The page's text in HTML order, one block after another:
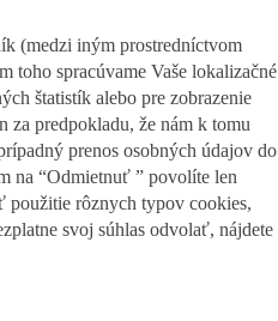
a vyváženému
chutné a zdravé jedlá v rámci
Kauflandu prevziať už
prostredníctvom Čerstvých
(medzi iným prostredníctvom
toho spracúvame Vaše lokalizačné
štatistík alebo pre zobrazenie
za predpokladu, že nám k tomu
prenos osobných údajov do
na “Odmietnuť ” povolíte len
rôznych typov cookies,
svoj súhlas odvolať, nájdete